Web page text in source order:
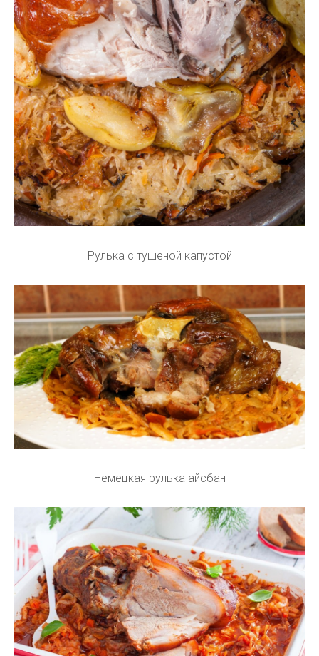
Рулька с тушеной капустой
Немецкая рулька айсбан